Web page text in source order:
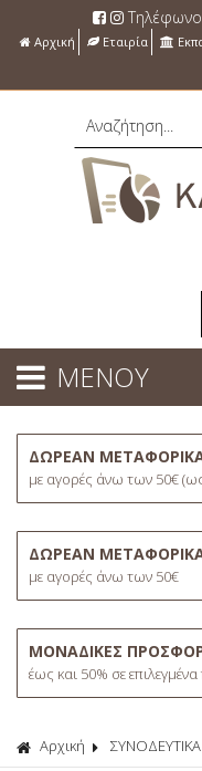
Τηλέφωνο
Αρχική Εταιρία
ΜΕΝΟΥ
ΔΩΡΕΑΝ
με αγορές άνω των 50€
ΔΩΡΕΑΝ
με αγορές άνω των 50€
ΜΟΝΑΔΙΚΕΣ
έως και 50% σε
Αρχική ΣΥΝΟΔΕΥΤΙΚΑ